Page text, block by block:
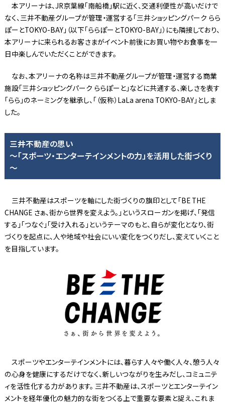
本アリーナは、JR京葉線「南船橋」駅に近く、交通利便性が高いだけで
なく、三井不動産グループが管理・運営する「三井ショッピングパーク らら
ぽーとTOKYO-BAY」（以下「ららぽーとTOKYO-BAY」）にも隣接しており、
本アリーナに来られるお客さまがイベント前後にお買い物やお食事を一
日中楽しんでいただくことができます。
なお、本アリーナの名称は三井不動産グループが管理・運営する商業
施設「三井ショッピングパーク ららぽーと」などに共通する、楽しさを表す
「らら」のネーミングを継承し、「（仮称）LaLa arena TOKYO-BAY」としま
した。
三井不動産の思い
～「スポーツ・エンターテインメントの力」を活用した街づくり
～
三井不動産はスポーツを軸にした街づくりの旗印として「BE THE
CHANGE さぁ、街から世界を変えよう。」というスローガンを掲げ、「発信
する」「つなぐ」「受け入れる」というテーマのもと、自らが変化となり、街
づくりを起点に、人や地域や社会にいい変化をつくりだし、変えていくこと
を目指しています。
スポーツやエンターテインメントには、暮らす人々や働く人々、憩う人々
の心身を健康にするだけでなく、新しいつながりを生みだし、コミュニテ
ィを活性化する力があります。 三井不動産は、スポーツとエンターテイン
メントを経年優化の魅力的な街をつくる上で重要な要素と捉え、これま